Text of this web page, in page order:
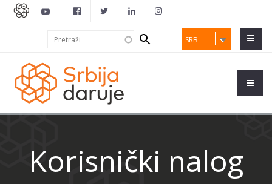
SRB
Search
form
Korisnički nalog